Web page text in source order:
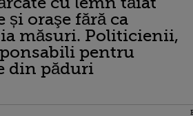
și oraşe fără ca
măsuri. Politicienii,
pentru
din păduri